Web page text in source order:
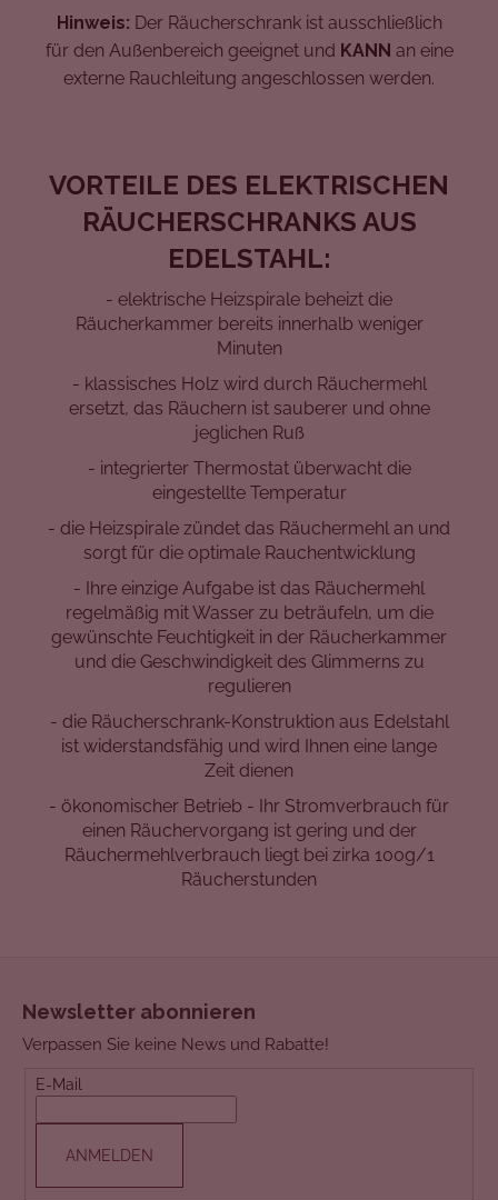
Hinweis: Der Räucherschrank ist ausschließlich
für den Außenbereich geeignet und KANN an eine
externe Rauchleitung angeschlossen werden.
VORTEILE DES ELEKTRISCHEN
RÄUCHERSCHRANKS AUS
EDELSTAHL:
- elektrische Heizspirale beheizt die
Räucherkammer bereits innerhalb weniger
Minuten
- klassisches Holz wird durch Räuchermehl
ersetzt, das Räuchern ist sauberer und ohne
jeglichen Ruß
- integrierter Thermostat überwacht die
eingestellte Temperatur
- die Heizspirale zündet das Räuchermehl an und
sorgt für die optimale Rauchentwicklung
- Ihre einzige Aufgabe ist das Räuchermehl
regelmäßig mit Wasser zu beträufeln, um die
gewünschte Feuchtigkeit in der Räucherkammer
und die Geschwindigkeit des Glimmerns zu
regulieren
- die Räucherschrank-Konstruktion aus Edelstahl
ist widerstandsfähig und wird Ihnen eine lange
Zeit dienen
- ökonomischer Betrieb - Ihr Stromverbrauch für
einen Räuchervorgang ist gering und der
Räuchermehlverbrauch liegt bei zirka 100g/1
Räucherstunden
Newsletter abonnieren
Verpassen Sie keine News und Rabatte!
E-Mail
ANMELDEN